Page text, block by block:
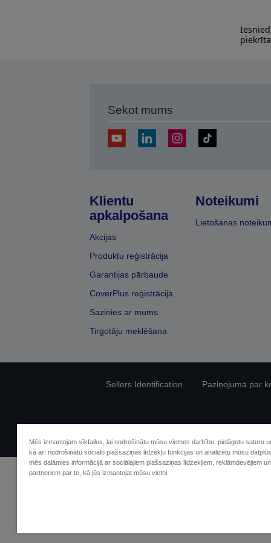
Sekot mums
Klientu
apkalpošana
Akcijas
Produktu reģistrācija
Garantijas pārbaude
CoverPlus reģistrācija
Sazinies ar mums
Tirgotāju meklēšana
Noteikumi
Lietošanas
Sellers Identification Paziņojumā par
Mēs izmantojam sīkfailus, lai nodrošinātu mūsu vietnes darbību, pielāgotu saturu
kā arī nodrošinātu sociālo plašsaziņas līdzekļu funkcijas un analizētu mūsu
mēs dalāmies informācijā ar sociālajiem plašsaziņas līdzekļiem, reklāmdevējiem
partneriem par to, kā jūs izmantojat mūsu vietni.